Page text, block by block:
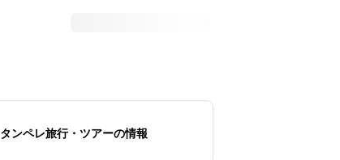
タンペレ旅行・ツアーの情報